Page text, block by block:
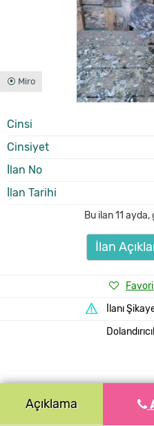
⦿ Miro
Cinsi
Cinsiyet
İlan No
İlan Tarihi
Bu ilan11 ayda,
İlan
İlanı
Açıklama